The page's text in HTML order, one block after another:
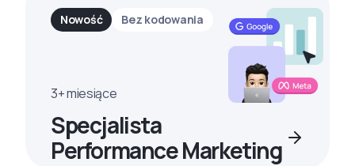
Nowość Bez kodowania
3+ miesiące
Specjalista
Performance Marketing